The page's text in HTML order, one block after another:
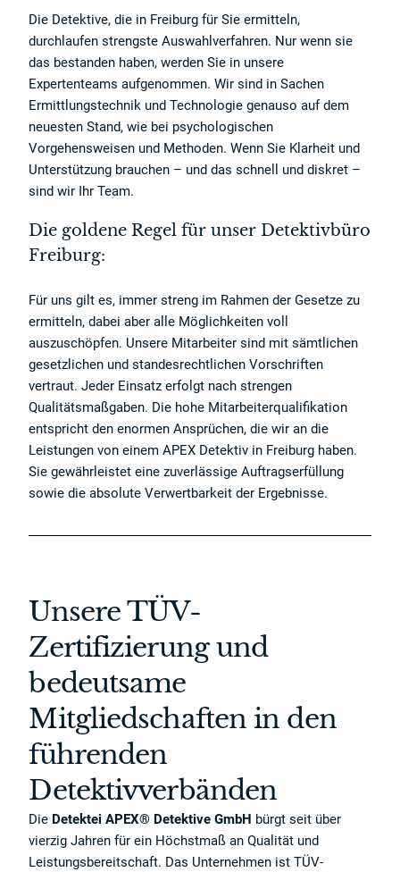
Die Detektive, die in Freiburg für Sie ermitteln,
durchlaufen strengste Auswahlverfahren. Nur wenn sie
das bestanden haben, werden Sie in unsere
Expertenteams aufgenommen. Wir sind in Sachen
Ermittlungstechnik und Technologie genauso auf dem
neuesten Stand, wie bei psychologischen
Vorgehensweisen und Methoden. Wenn Sie Klarheit und
Unterstützung brauchen – und das schnell und diskret –
sind wir Ihr Team.
Die goldene Regel für unser Detektivbüro
Freiburg:
Für uns gilt es, immer streng im Rahmen der Gesetze zu
ermitteln, dabei aber alle Möglichkeiten voll
auszuschöpfen. Unsere Mitarbeiter sind mit sämtlichen
gesetzlichen und standesrechtlichen Vorschriften
vertraut. Jeder Einsatz erfolgt nach strengen
Qualitätsmaßgaben. Die hohe Mitarbeiterqualifikation
entspricht den enormen Ansprüchen, die wir an die
Leistungen von einem APEX Detektiv in Freiburg haben.
Sie gewährleistet eine zuverlässige Auftragserfüllung
sowie die absolute Verwertbarkeit der Ergebnisse.
Unsere TÜV-
Zertifizierung und
bedeutsame
Mitgliedschaften in den
führenden
Detektivverbänden
Die Detektei APEX® Detektive GmbH bürgt seit über
vierzig Jahren für ein Höchstmaß an Qualität und
Leistungsbereitschaft. Das Unternehmen ist TÜV-